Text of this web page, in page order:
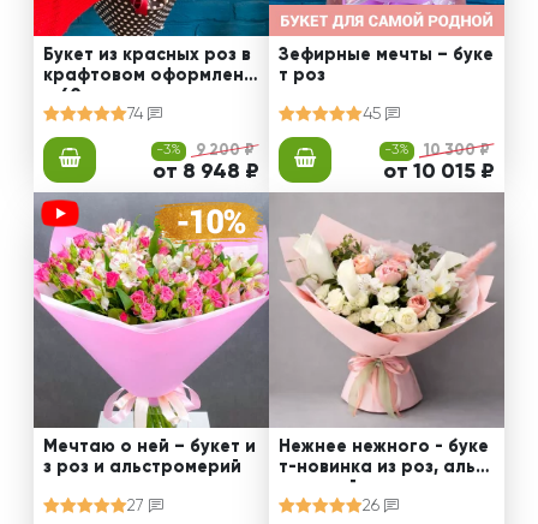
Букет из красных роз в
крафтовом оформлени
и 60 см
74
-3% 9 200 ₽
от 8 948 ₽
Зефирные мечты – буке
т роз
45
-3% 10 300 ₽
от 10 015 ₽
Мечтаю о ней – букет и
з роз и альстромерий
27
Нежнее нежного - буке
т-новинка из роз, альст
ромерий и калл
26